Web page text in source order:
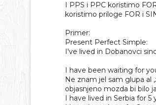
I PPS i PPC koristimo
koristimo priloge FOR i
Primer:
Present Perfect Simple:
I've lived in Dobanovci
I have been waiting for
Ne znam jel sam glupa al
objasnjeno mozda bi bilo
I have lived in Serbia for